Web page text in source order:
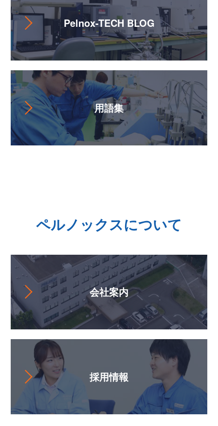
Pelnox-TECH BLOG
用語集
ペルノックスについて
会社案内
採用情報